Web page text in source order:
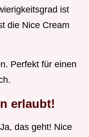
ist
die Nice Cream
Perfekt für einen
erlaubt!
das geht! Nice